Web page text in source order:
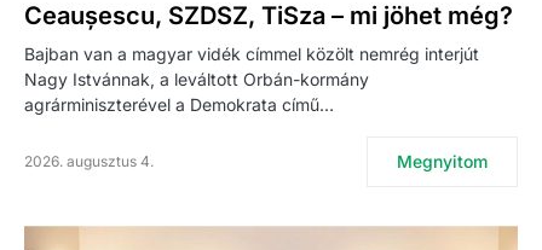
Ceaușescu, SZDSZ, TiSza – mi jöhet még?
Bajban van a magyar vidék címmel közölt nemrég interjút
Nagy Istvánnak, a leváltott Orbán-kormány
agrárminiszterével a Demokrata című…
2026. augusztus 4. Megnyitom